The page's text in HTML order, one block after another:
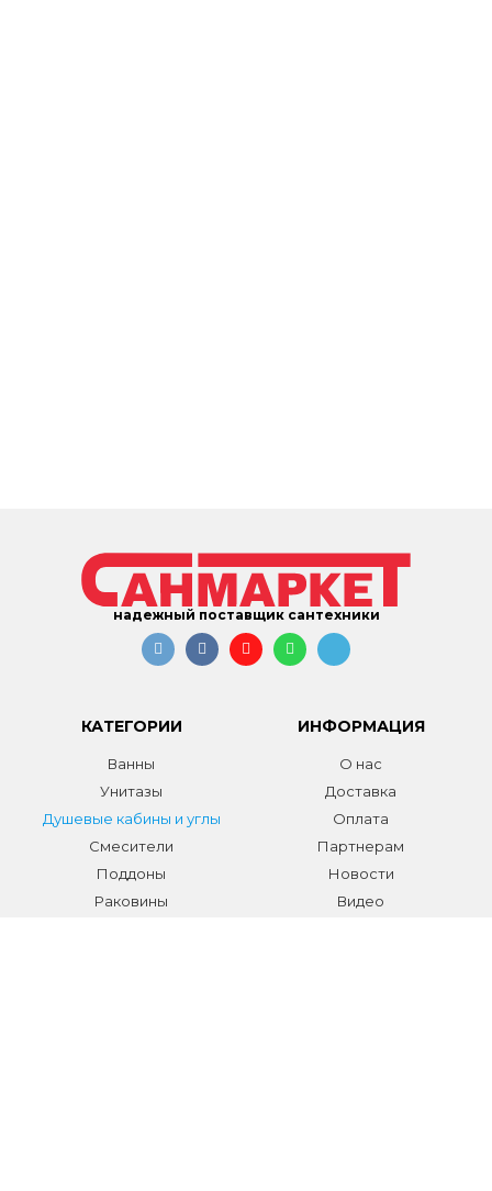
надежный поставщик сантехники
КАТЕГОРИИ
Ванны
Унитазы
Душевые кабины и углы
Смесители
Поддоны
Раковины
ИНФОРМАЦИЯ
О нас
Доставка
Оплата
Партнерам
Новости
Видео